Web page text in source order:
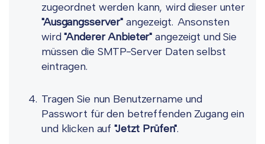
zugeordnet werden kann, wird dieser unter
"Ausgangsserver" angezeigt. Ansonsten
wird"Anderer Anbieter" angezeigt und Sie
müssen die SMTP-Server Daten selbst
eintragen.
Tragen Sie nun Benutzername und
Passwort für den betreffenden Zugang ein
und klicken auf "Jetzt Prüfen".